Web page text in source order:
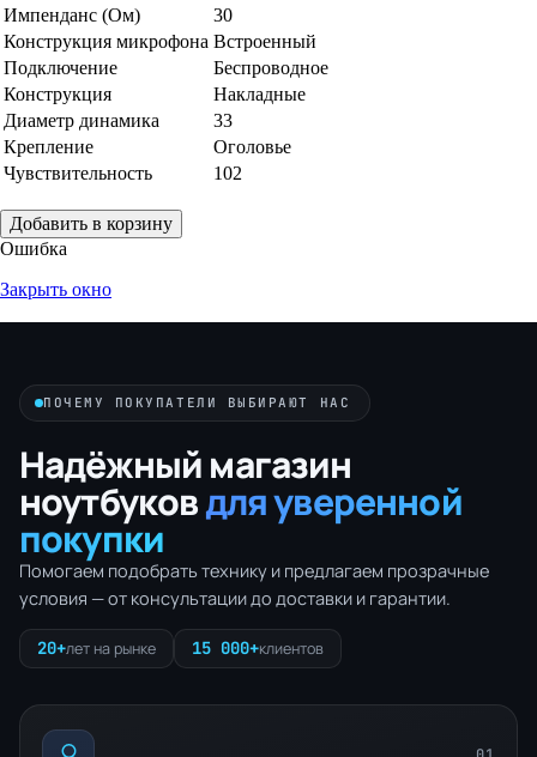
Импенданс (Ом)
30
Конструкция микрофона Встроенный
Подключение
Беспроводное
Конструкция
Накладные
Диаметр динамика
33
Крепление
Оголовье
Чувствительность
102
Добавить в корзину
Ошибка
Закрыть окно
ПОЧЕМУ ПОКУПАТЕЛИ ВЫБИРАЮТ НАС
Надёжный магазин
ноутбуковдля уверенной
покупки
Помогаем подобрать технику и предлагаем прозрачные
условия — от консультации до доставки и гарантии.
20+лет на рынке 15 000+клиентов